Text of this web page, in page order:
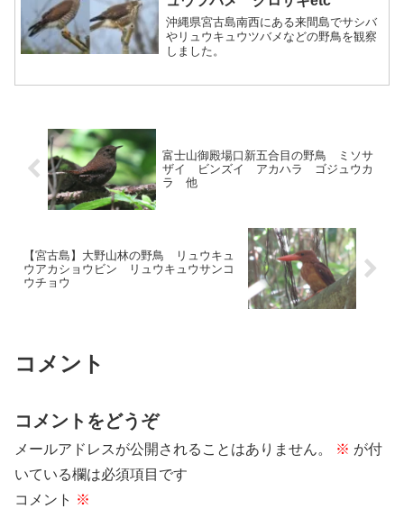
沖縄県宮古島南西にある来間島でサシバ
やリュウキュウツバメなどの野鳥を観察
しました。
富士山御殿場口新五合目の野鳥 ミソサ
ザイ ビンズイ アカハラ ゴジュウカ
ラ 他
【宮古島】大野山林の野鳥 リュウキュ
ウアカショウビン リュウキュウサンコ
ウチョウ
コメント
コメントをどうぞ
メールアドレスが公開されることはありません。 ※ が付
いている欄は必須項目です
コメント ※